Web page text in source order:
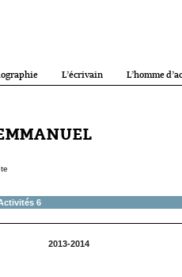
L’écrivain L’homme
6
2013-2014